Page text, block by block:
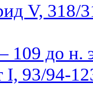
V, 318/
109 до н.
I, 93/94-